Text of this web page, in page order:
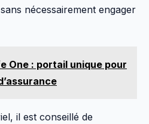
nécessairement engager
One : portail unique pour
il est conseillé de